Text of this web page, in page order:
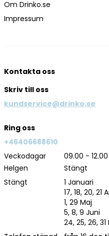
Om Drinko.se
Impressum
Kontakta oss
Skriv till oss
kundservice@drinko.se
Ring oss
+46406688610
Veckodagar
09.00 -
Helgen
Stängt
Stängt
1 Januari
17, 18, 20, 21
1, 29 Maj
5, 8, 9 Juni
24, 25, 26,